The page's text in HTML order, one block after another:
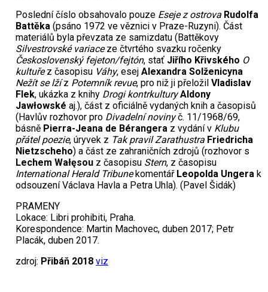
Poslední číslo obsahovalo pouze Eseje z ostrova Rudolfa
Battěka (psáno 1972 ve věznici v Praze-Ruzyni). Část
materiálů byla převzata ze samizdatu (Battěkovy
Silvestrovské variaceze čtvrtého svazku ročenky
Československý fejeton/fejtón, stať Jiřího Křivského O
kultuřez časopisu Váhy, esej Alexandra Solženicyna
Nežít se lžíz Potemník revue, pro niž ji přeložil Vladislav
Flek, ukázka z knihy Drogi kontrkultury Aldony
Jawłowské aj.), část z oficiálně vydaných knih a časopisů
(Havlův rozhovor pro Divadelní novinyč. 11/1968/69,
básně Pierra-Jeana de Bérangera z vydání v Klubu
přátel poezie, úryvek z Tak pravil Zarathustra Friedricha
Nietzscheho) a část ze zahraničních zdrojů (rozhovor s
Lechem Wałęsou z časopisu Stern, z časopisu
International Herald Tribunekomentář Leopolda Ungera k
odsouzení Václava Havla a Petra Uhla). (Pavel Šidák)
PRAMENY
Lokace: Libri prohibiti, Praha.
Korespondence: Martin Machovec, duben 2017; Petr
Placák, duben 2017.
zdroj: Přibáň 2018 viz